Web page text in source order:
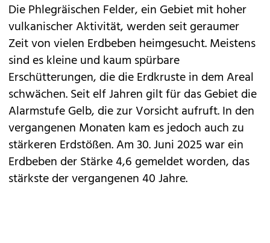
Die Phlegräischen Felder, ein Gebiet mit hoher
vulkanischer Aktivität, werden seit geraumer
Zeit von vielen Erdbeben heimgesucht. Meistens
sind es kleine und kaum spürbare
Erschütterungen, die die Erdkruste in dem Areal
schwächen. Seit elf Jahren gilt für das Gebiet die
Alarmstufe Gelb, die zur Vorsicht aufruft. In den
vergangenen Monaten kam es jedoch auch zu
stärkeren Erdstößen. Am 30. Juni 2025 war ein
Erdbeben der Stärke 4,6 gemeldet worden, das
stärkste der vergangenen 40 Jahre.